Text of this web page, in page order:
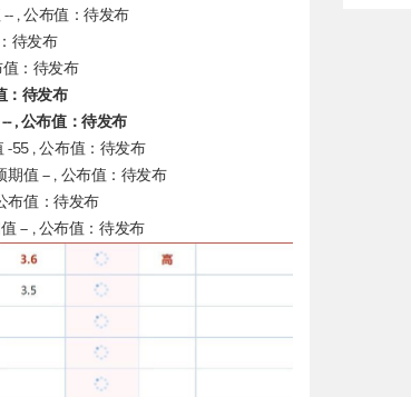
-- , 公布值：待发布
待发布
值：待发布
：待发布
, 公布值：待发布
-55 , 公布值：待发布
期值 -- , 公布值：待发布
布值：待发布
-- , 公布值：待发布